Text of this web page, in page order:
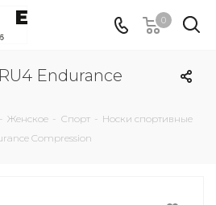
0
Endurance
- Женское - Спорт - Носки спортивные
Compression